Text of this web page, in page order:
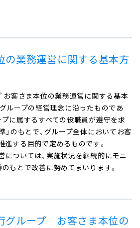
業務運営に関する基本方
お客さま本位の業務運営に関する基本
ループの経営理念に沿ったものであ
プに属するすべての役職員が遵守を求
」のもとで、グループ全体においてお客
進する目的で定めるものです。
については、実施状況を継続的にモニ
もとで改善に努めてまいります。
ループ お客さま本位の